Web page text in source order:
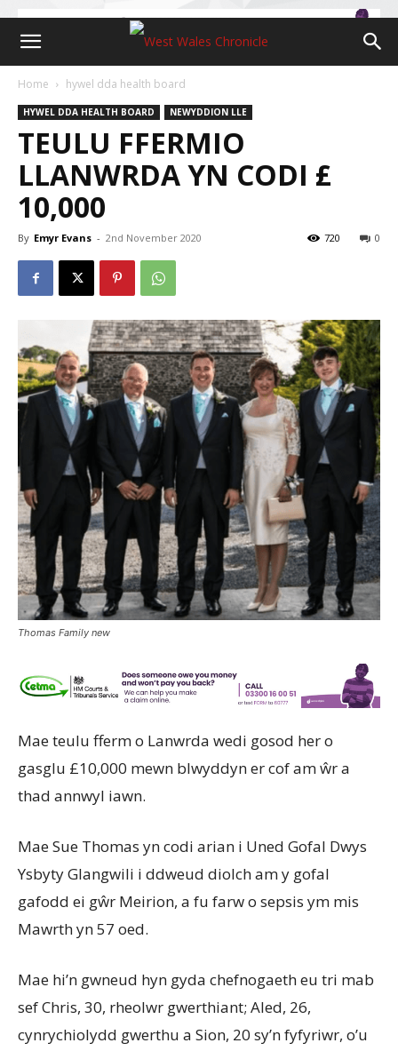
Home hywel dda health board
HYWEL DDA HEALTH BOARD NEWYDDION LLE
TEULU FFERMIO
LLANWRDA YN CODI £
10,000
By Emyr Evans - 2nd November 2020 0
720
Thomas Family new
Mae teulu fferm o Lanwrda wedi gosod her o
gasglu £10,000 mewn blwyddyn er cof am ŵr a
thad annwyl iawn.
Mae Sue Thomas yn codi arian i Uned Gofal Dwys
Ysbyty Glangwili i ddweud diolch am y gofal
gafodd ei gŵr Meirion, a fu farw o sepsis ym mis
Mawrth yn 57 oed.
Mae hi’n gwneud hyn gyda chefnogaeth eu tri mab
sef Chris, 30, rheolwr gwerthiant; Aled, 26,
cynrychiolydd gwerthu a Sion, 20 sy’n fyfyriwr, o’u